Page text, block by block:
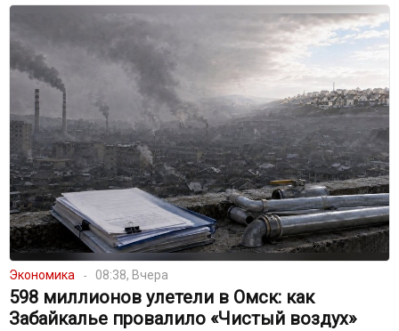
Экономика 08:38, Вчера
598 миллионов улетели в Омск: как
Забайкалье провалило «Чистый воздух»